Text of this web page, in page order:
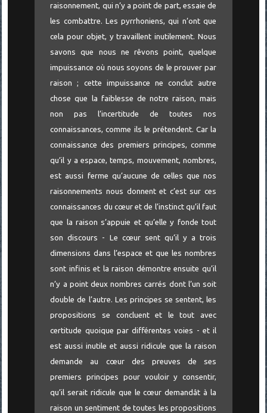
raisonnement, qui n’y a point de part, essaie de
les combattre. Les pyrrhoniens, qui n’ont que
cela pour objet, y travaillent inutilement. Nous
savons que nous ne rêvons point, quelque
impuissance où nous soyons de le prouver par
raison ; cette impuissance ne conclut autre
chose que la faiblesse de notre raison, mais
non pas l’incertitude de toutes nos
connaissances, comme ils le prétendent. Car la
connaissance des premiers principes, comme
qu’il y a espace, temps, mouvement, nombres,
est aussi ferme qu’aucune de celles que nos
raisonnements nous donnent et c’est sur ces
connaissances du cœur et de l’instinct qu’il faut
que la raison s’appuie et qu’elle y fonde tout
son discours - Le cœur sent qu’il y a trois
dimensions dans l’espace et que les nombres
sont infinis et la raison démontre ensuite qu’il
n’y a point deux nombres carrés dont l’un soit
double de l’autre. Les principes se sentent, les
propositions se concluent et le tout avec
certitude quoique par différentes voies - et il
est aussi inutile et aussi ridicule que la raison
demande au cœur des preuves de ses
premiers principes pour vouloir y consentir,
qu’il serait ridicule que le cœur demandât à la
raison un sentiment de toutes les propositions